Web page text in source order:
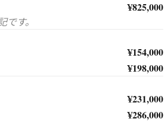
¥825,000
す。
¥154,000
¥198,000
¥231,000
¥286,000